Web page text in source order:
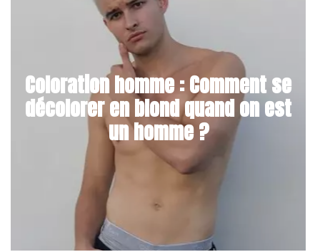
Coloration homme : Comment se
décolorer en blond quand on est
un homme ?